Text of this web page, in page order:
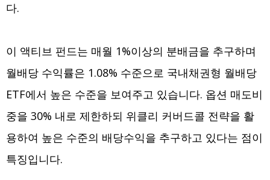
다.
이 액티브 펀드는 매월 1%이상의 분배금을 추구하며
월배당 수익률은 1.08% 수준으로 국내채권형 월배당
ETF에서 높은 수준을 보여주고 있습니다. 옵션 매도비
중을 30% 내로 제한하되 위클리 커버드콜 전략을 활
용하여 높은 수준의 배당수익을 추구하고 있다는 점이
특징입니다.